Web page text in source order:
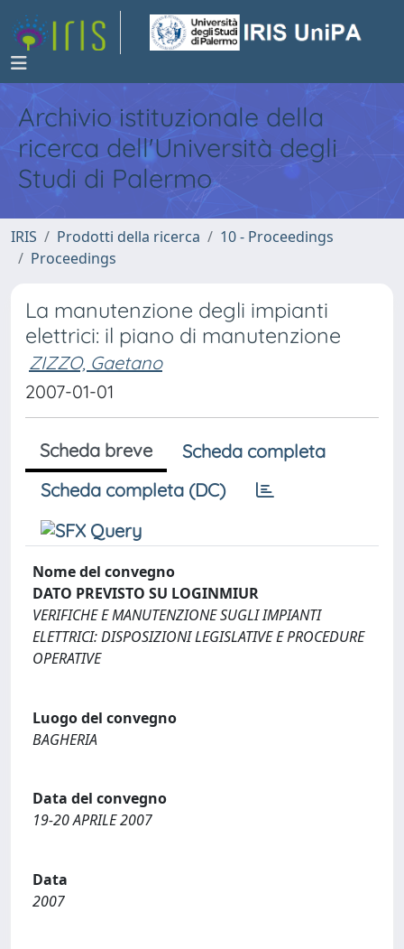
Archivio istituzionale della
ricerca dell'Università degli
Studi di Palermo
IRIS Prodotti della ricerca
10 - Proceedings
Proceedings
La manutenzione degli impianti
elettrici: il piano di manutenzione
ZIZZO, Gaetano
2007-01-01
Scheda breve
Scheda completa
Scheda completa (DC)
Nome del convegno
DATO PREVISTO SU LOGINMIUR
VERIFICHE E MANUTENZIONE SUGLI IMPIANTI
ELETTRICI: DISPOSIZIONI LEGISLATIVE E PROCEDURE
OPERATIVE
Luogo del convegno
BAGHERIA
Data del convegno
19-20 APRILE 2007
Data
2007